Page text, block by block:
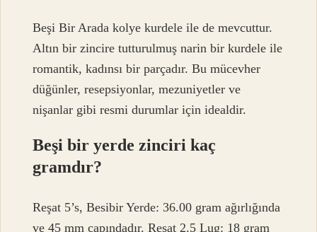
Beşi Bir Arada kolye kurdele ile de mevcuttur.
Altın bir zincire tutturulmuş narin bir kurdele ile
romantik, kadınsı bir parçadır. Bu mücevher
düğünler, resepsiyonlar, mezuniyetler ve
nişanlar gibi resmi durumlar için idealdir.
Beşi bir yerde zinciri kaç
gramdır?
Reşat 5’s, Besibir Yerde: 36.00 gram ağırlığında
ve 45 mm çapındadır. Reşat 2.5 Lug: 18 gram